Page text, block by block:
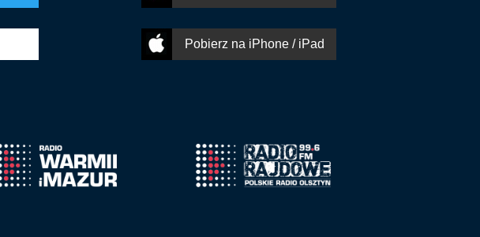
Pobierz na iPhone / iPad